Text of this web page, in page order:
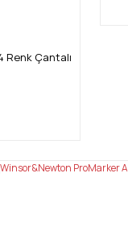
Renk Çantalı